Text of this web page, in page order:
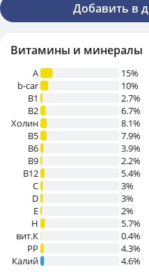
Добавить в
Витамины и минералы
A
15%
b-car
10%
В1
2.7%
B2
6.7%
Холин
8.1%
B5
7.9%
B6
3.9%
B9
2.2%
B12
5.4%
C
3%
D
3%
E
2%
H
5.7%
вит.К
0.4%
PP
4.3%
Калий
4.6%